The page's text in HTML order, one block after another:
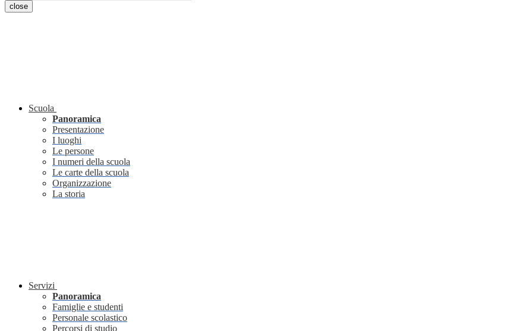
close
Scuola
Panoramica
Presentazione
I luoghi
Le persone
I numeri della scuola
Le carte della scuola
Organizzazione
La storia
Servizi
Panoramica
Famiglie e studenti
Personale scolastico
Percorsi di studio